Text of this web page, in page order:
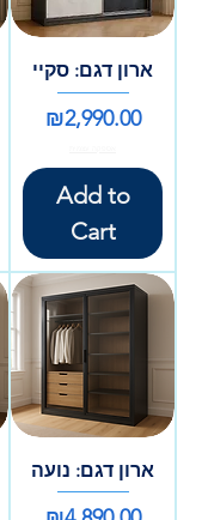
ארון דגם: סקיי
Price
₪2,990.00
Add to
Cart
ארון דגם: נועה